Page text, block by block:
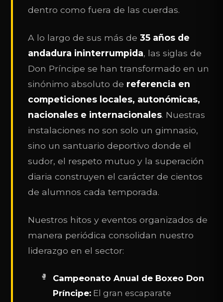
dentro como fuera de las cuerdas.
A lo largo de sus más de35 años de
andadura ininterrumpida, las siglas de
Don Príncipe se han transformado en un
sinónimo absoluto de referencia en
competiciones locales, autonómicas,
nacionales e internacionales. Nuestras
instalaciones no son solo un gimnasio,
sino un santuario deportivo donde el
sudor, el respeto mutuo y la superación
diaria construyen el carácter de cientos
de alumnos cada temporada.
Nuestros hitos y eventos organizados de
manera periódica consolidan nuestro
liderazgo en el sector:
Campeonato Anual de Boxeo Don
Príncipe: El gran escaparate